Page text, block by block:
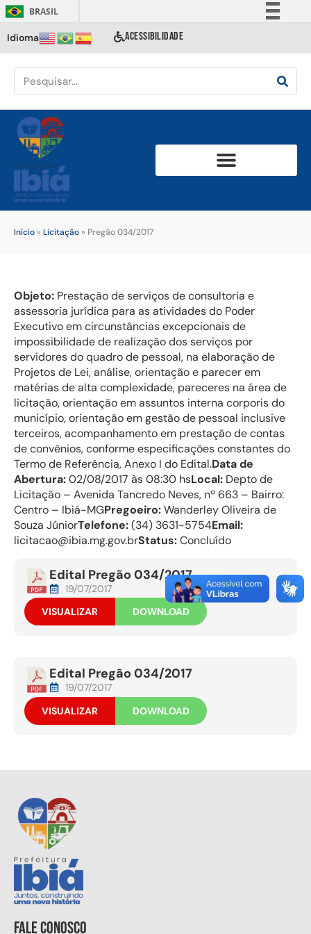
BRASIL
Comunica BR
Acesso à informação
Idioma ACESSIBILIDADE
Início » Licitação » Pregão 034/2017
Objeto: Prestação de serviços de consultoria e
assessoria jurídica para as atividades do Poder
Executivo em circunstâncias excepcionais de
impossibilidade de realização dos serviços por
servidores do quadro de pessoal, na elaboração de
Projetos de Lei, análise, orientação e parecer em
matérias de alta complexidade, pareceres na área de
licitação, orientação em assuntos interna corporis do
município, orientação em gestão de pessoal inclusive
terceiros, acompanhamento em prestação de contas
de convênios, conforme especificações constantes do
Termo de Referência, Anexo I do Edital.Data de
Abertura:02/08/2017 às 08:30 hsLocal: Depto de
Licitação – Avenida Tancredo Neves, nº 663 – Bairro:
Centro – Ibiá-MGPregoeiro:Wanderley Oliveira de
Souza JúniorTelefone:(34) 3631-5754Email:
licitacao@ibia.mg.gov.brStatus:Concluído
Edital Pregão 034/2017
19/07/2017
VISUALIZAR
DOWNLOAD
Edital Pregão 034/2017
19/07/2017
VISUALIZAR
DOWNLOAD
Fale conosco